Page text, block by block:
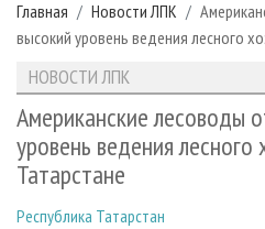
РУБРИКИ ЖУРНАЛА
ЛЕСОЗАГОТОВКА
ЛЕСОПИЛЕНИЕ
ДЕРЕВООБРАБОТКА
СУШКА ДРЕВЕСИНЫ
НОВОСТИ
НОВОСТИ ЛПК
НОВОСТИ ЖУРНАЛА
НОВОСТИ КОМПАНИЙ
ПРОЕКТЫ ЛПИ
АНАЛИТИКА
ПРЕДПРИЯТИЯ ЛПК
ЛЕСНЫЕ РЕГИОНЫ РОССИИ
ПЕРСОНЫ
АРХИВ ЖУРНАЛОВ
СТАТЬИ
О ЖУРНАЛЕ
ПОДПИСКА
КОНТАКТЫ
РЕКЛАМОДАТЕЛЯМ
РЕКЛАМА
Главная Новости ЛПК
высокий уровень ведения лесного
НОВОСТИ ЛПК
Американские лесоводы
уровень ведения лесного
Татарстане
Республика Татарстан